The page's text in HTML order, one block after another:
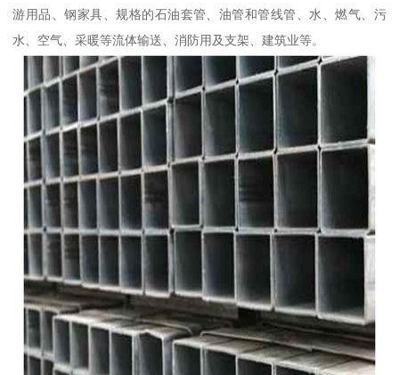
游用品、钢家具、规格的石油套管、油管和管线管、水、燃气、污
水、空气、采暖等流体输送、消防用及支架、建筑业等。